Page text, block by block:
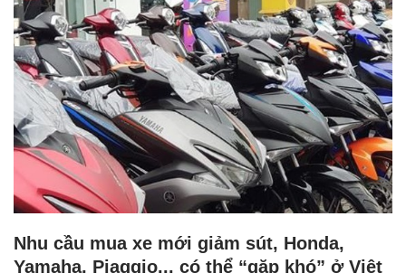
Nhu cầu mua xe mới giảm sút, Honda,
Yamaha, Piaggio... có thể “gặp khó” ở Việt